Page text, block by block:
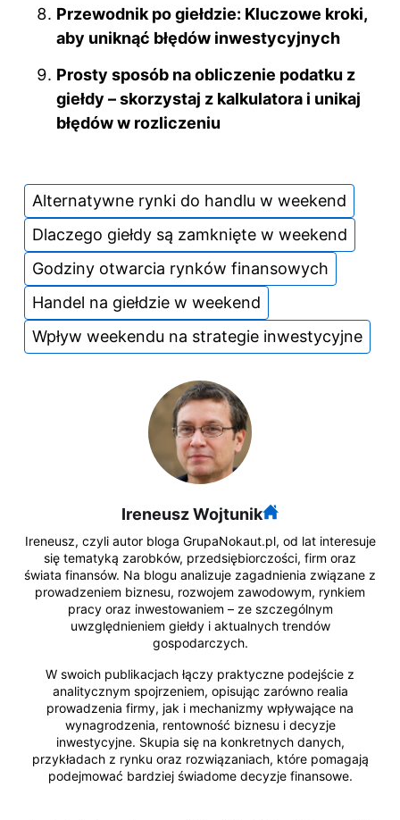
Przewodnik po giełdzie: Kluczowe kroki,
aby uniknąć błędów inwestycyjnych
Prosty sposób na obliczenie podatku z
giełdy – skorzystaj z kalkulatora i unikaj
błędów w rozliczeniu
Alternatywne rynki do handlu w weekend
Dlaczego giełdy są zamknięte w weekend
Godziny otwarcia rynków finansowych
Handel na giełdzie w weekend
Wpływ weekendu na strategie inwestycyjne
Ireneusz Wojtunik
Ireneusz, czyli autor bloga GrupaNokaut.pl, od lat interesuje
się tematyką zarobków, przedsiębiorczości, firm oraz
świata finansów. Na blogu analizuje zagadnienia związane z
prowadzeniem biznesu, rozwojem zawodowym, rynkiem
pracy oraz inwestowaniem – ze szczególnym
uwzględnieniem giełdy i aktualnych trendów
gospodarczych.
W swoich publikacjach łączy praktyczne podejście z
analitycznym spojrzeniem, opisując zarówno realia
prowadzenia firmy, jak i mechanizmy wpływające na
wynagrodzenia, rentowność biznesu i decyzje
inwestycyjne. Skupia się na konkretnych danych,
przykładach z rynku oraz rozwiązaniach, które pomagają
podejmować bardziej świadome decyzje finansowe.